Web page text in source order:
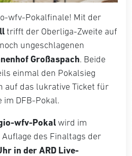
wfv-Pokalfinale! Mit der
trifft der Oberliga-Zweite auf
ungeschlagenen
Großaspach. Beide
einmal den Pokalsieg
auf das lukrative Ticket für
DFB-Pokal.
wfv-Pokal wird im
des Finaltags der
in der ARD Live-